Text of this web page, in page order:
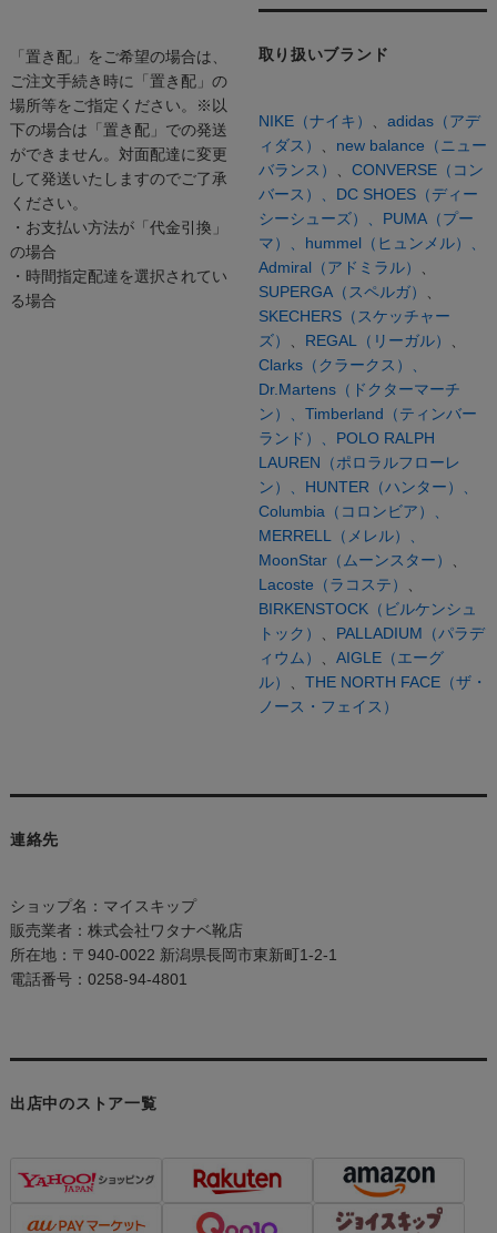
「置き配」をご希望の場合は、
ご注文手続き時に「置き配」の
場所等をご指定ください。※以
下の場合は「置き配」での発送
ができません。対面配達に変更
して発送いたしますのでご了承
ください。
・お支払い方法が「代金引換」
の場合
・時間指定配達を選択されてい
る場合
取り扱いブランド
NIKE（ナイキ） 、 adidas（アデ
ィダス）
、 new balance（ニュー
バランス）
、 CONVERSE（コン
バース）、 DC SHOES（ディー
シーシューズ）、 PUMA（プー
マ）、 hummel（ヒュンメル）、
Admiral（アドミラル）
、
SUPERGA（スペルガ）
、
SKECHERS（スケッチャー
ズ）
、 REGAL（リーガル）
、
Clarks（クラークス）、
Dr.Martens（ドクターマーチ
ン）、 Timberland（ティンバー
ランド）、 POLO RALPH
LAUREN（ポロラルフローレ
ン）、 HUNTER（ハンター）、
Columbia（コロンビア）、
MERRELL（メレル）、
MoonStar（ムーンスター）
、
Lacoste（ラコステ）
、
BIRKENSTOCK（ビルケンシュ
トック）
、 PALLADIUM（パラデ
ィウム）
、 AIGLE（エーグ
ル）
、 THE NORTH FACE（ザ・
ノース・フェイス）
連絡先
ショップ名：マイスキップ
販売業者：株式会社ワタナベ靴店
所在地：〒940-0022 新潟県長岡市東新町1-2-1
電話番号：0258-94-4801
出店中のストア一覧